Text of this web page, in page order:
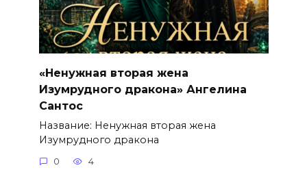
«Ненужная вторая жена
Изумрудного дракона» Ангелина
Сантос
Название: Ненужная вторая жена
Изумрудного дракона
0 4